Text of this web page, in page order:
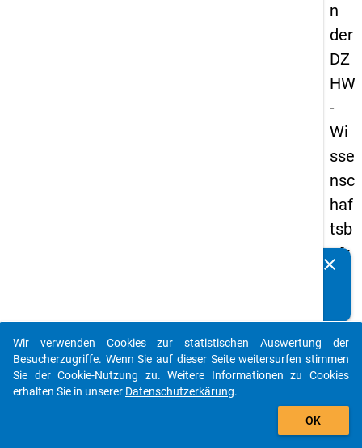
n
der
DZ
HW
-
Wi
sse
nsc
haf
tsb
efr
g
20
19
Details
clear
auto_stories
add_shopping_cart
Wir verwenden Cookies zur statistischen Auswertung der
Besucherzugriffe. Wenn Sie auf dieser Seite weitersurfen stimmen
Sie der Cookie-Nutzung zu. Weitere Informationen zu Cookies
erhalten Sie in unserer Datenschutzerkärung.
OK